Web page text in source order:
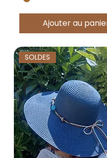
Ajouter au
SOLDES